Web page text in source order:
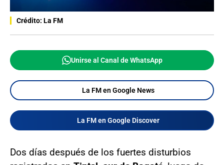
Crédito: La FM
Unirse al Canal de WhatsApp
La FM en Google News
La FM en Google Discover
Dos días después de los fuertes disturbios